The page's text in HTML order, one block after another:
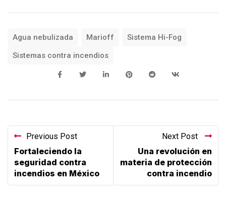
Agua nebulizada Marioff
Sistema Hi-Fog
Sistemas contra incendios
Previous Post
Fortaleciendo la
seguridad contra
incendios en México
Next Post
Una revolución en
materia de protección
contra incendio